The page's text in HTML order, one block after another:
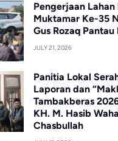
Pengerjaan Lahan
Muktamar Ke-35
Gus Rozaq Pantau
JULY 21, 2026
Panitia Lokal
Laporan dan
Tambakberas
KH. M. Hasib
Chasbullah